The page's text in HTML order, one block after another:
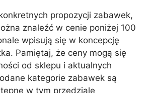
propozycji zabawek,
znaleźć w cenie poniżej 100
wpisują się w koncepcję
Pamiętaj, że ceny mogą się
od sklepu i aktualnych
kategorie zabawek są
w tym przedziale